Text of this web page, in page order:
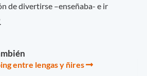
de divertirse –enseñaba- e ir
entre lengas y ñires